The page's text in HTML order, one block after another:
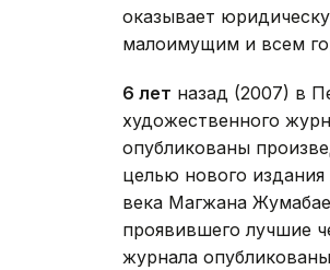
оказывает
малоимущим и всем
6 лет назад (2007) в
художественного
опубликованы
целью нового издания
века Магжана
проявившего лучшие
журнала